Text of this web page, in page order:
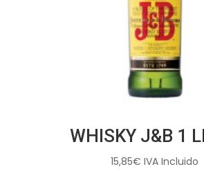
WHISKY J&B 1
15,85€ IVA Incluido